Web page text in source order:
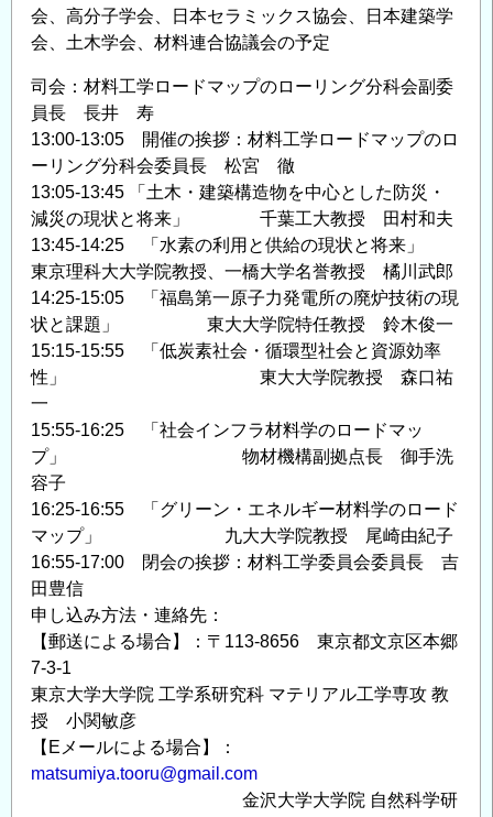
会、高分子学会、日本セラミックス協会、日本建築学
会、土木学会、材料連合協議会の予定
司会：材料工学ロードマップのローリング分科会副委
員長 長井 寿
13:00-13:05 開催の挨拶：材料工学ロードマップのロ
ーリング分科会委員長 松宮 徹
13:05-13:45 「土木・建築構造物を中心とした防災・
減災の現状と将来」 千葉工大教授 田村和夫
13:45-14:25 「水素の利用と供給の現状と将来」
東京理科大大学院教授、一橋大学名誉教授 橘川武郎
14:25-15:05 「福島第一原子力発電所の廃炉技術の現
状と課題」 東大大学院特任教授 鈴木俊一
15:15-15:55 「低炭素社会・循環型社会と資源効率
性」 東大大学院教授 森口祐
一
15:55-16:25 「社会インフラ材料学のロードマッ
プ」 物材機構副拠点長 御手洗
容子
16:25-16:55 「グリーン・エネルギー材料学のロード
マップ」 九大大学院教授 尾崎由紀子
16:55-17:00 閉会の挨拶：材料工学委員会委員長 吉
田豊信
申し込み方法・連絡先：
【郵送による場合】：〒113-8656 東京都文京区本郷
7-3-1
東京大学大学院 工学系研究科 マテリアル工学専攻 教
授 小関敏彦
【Eメールによる場合】：
matsumiya.tooru@gmail.com
金沢大学大学院 自然科学研